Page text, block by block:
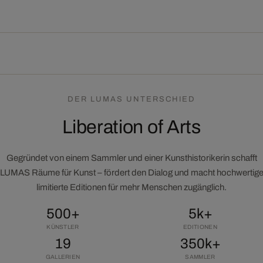
DER LUMAS UNTERSCHIED
Liberation of Arts
Gegründet von einem Sammler und einer Kunsthistorikerin schafft
LUMAS Räume für Kunst – fördert den Dialog und macht hochwertige
limitierte Editionen für mehr Menschen zugänglich.
500+
KÜNSTLER
5k+
EDITIONEN
19
GALLERIEN
350k+
SAMMLER